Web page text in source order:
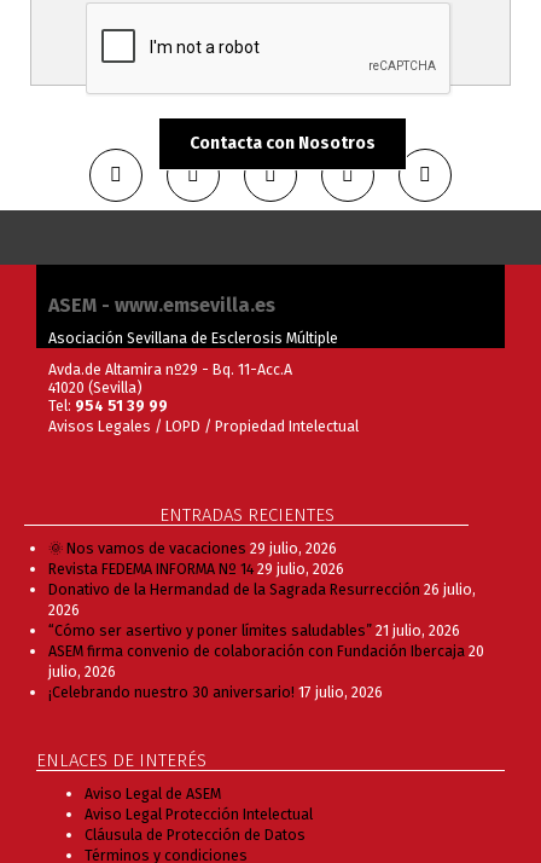
ASEM - www.emsevilla.es
Asociación Sevillana de Esclerosis Múltiple
Avda.de Altamira nº29 - Bq. 11-Acc.A
41020 (Sevilla)
Tel: 954 51 39 99
Avisos Legales / LOPD / Propiedad Intelectual
ENTRADAS RECIENTES
🌞 Nos vamos de vacaciones 29 julio, 2026
Revista FEDEMA INFORMA Nº 14 29 julio, 2026
Donativo de la Hermandad de la Sagrada Resurrección 26 julio,
2026
“Cómo ser asertivo y poner límites saludables” 21 julio, 2026
ASEM firma convenio de colaboración con Fundación Ibercaja 20
julio, 2026
¡Celebrando nuestro 30 aniversario! 17 julio, 2026
ENLACES DE INTERÉS
Aviso Legal de ASEM
Aviso Legal Protección Intelectual
Cláusula de Protección de Datos
Términos y condiciones